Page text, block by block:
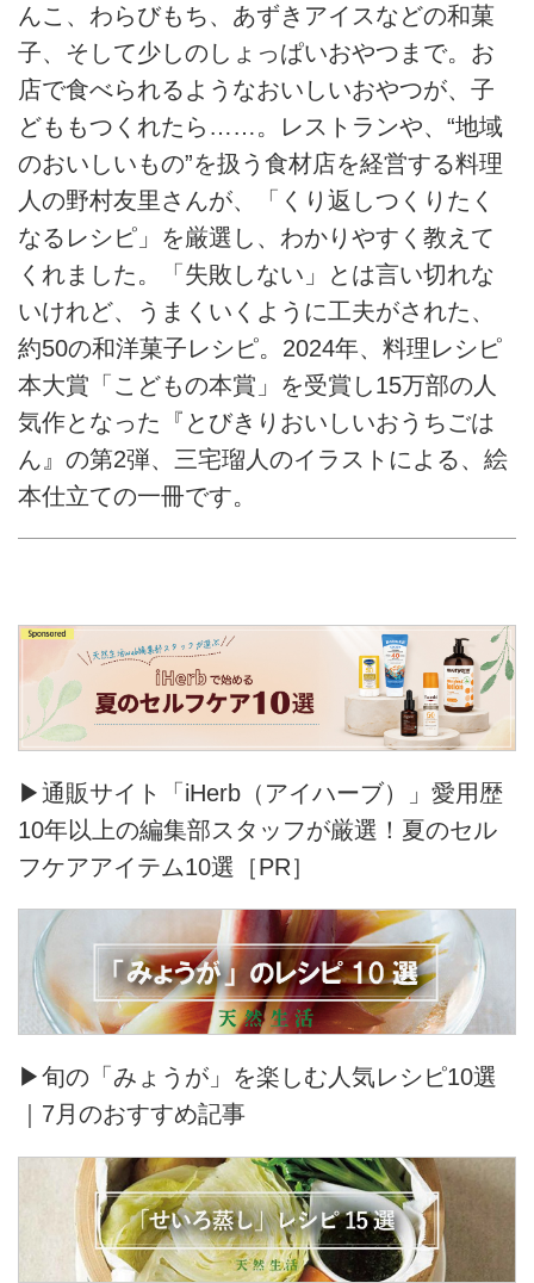
んこ、わらびもち、あずきアイスなどの和菓
子、そして少しのしょっぱいおやつまで。お
店で食べられるようなおいしいおやつが、子
どももつくれたら……。レストランや、“地域
のおいしいもの”を扱う食材店を経営する料理
人の野村友里さんが、「くり返しつくりたく
なるレシピ」を厳選し、わかりやすく教えて
くれました。「失敗しない」とは言い切れな
いけれど、うまくいくように工夫がされた、
約50の和洋菓子レシピ。2024年、料理レシピ
本大賞「こどもの本賞」を受賞し15万部の人
気作となった『とびきりおいしいおうちごは
ん』の第2弾、三宅瑠人のイラストによる、絵
本仕立ての一冊です。
▶通販サイト「iHerb（アイハーブ）」愛用歴
10年以上の編集部スタッフが厳選！夏のセル
フケアアイテム10選［PR］
▶旬の「みょうが」を楽しむ人気レシピ10選
｜7月のおすすめ記事